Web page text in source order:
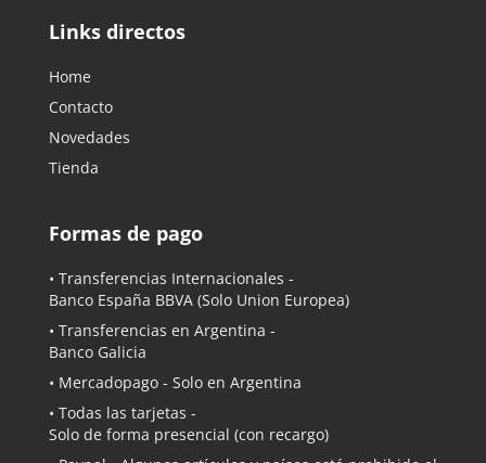
Links directos
Home
Contacto
Novedades
Tienda
Formas de pago
• Transferencias Internacionales -
Banco España BBVA (Solo Union Europea)
• Transferencias en Argentina -
Banco Galicia
• Mercadopago - Solo en Argentina
• Todas las tarjetas -
Solo de forma presencial (con recargo)